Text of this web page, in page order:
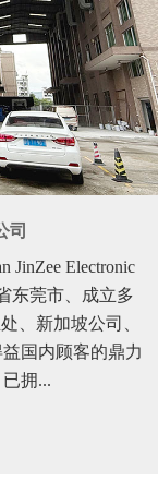
司
JinZee Electronic
东莞市、成立多
、新加坡公司、
国内顾客的鼎力
拥...